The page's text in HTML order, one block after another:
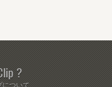
?
について